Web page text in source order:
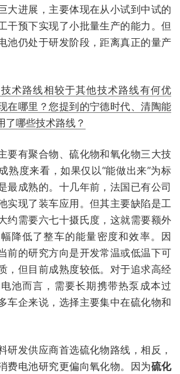
大进展，主要体现在从小试到中试的
干预下实现了小批量生产的能力。但
池仍处于研发阶段，距离真正的量产
术路线相较于其他技术路线有何优
在哪里？您提到的宁德时代、清陶能
了哪些技术路线？
要有聚合物、硫化物和氧化物三大技
熟度来看，如果仅以“能做出来”为标
最成熟的。十几年前，法国已有公司
实现了装车应用。但其主要缺陷是工
约需要六七十摄氏度，这就需要额外
降低了整车的能量密度和效率。因
前的研究方向是开发常温或低温下可
，但目前成熟度较低。对于追求高经
池而言，需要长期携带热泵成本过
车企来说，选择主要集中在硫化物和
研发供应商首选硫化物路线，相反，
费电池研究更偏向氧化物。因为硫化